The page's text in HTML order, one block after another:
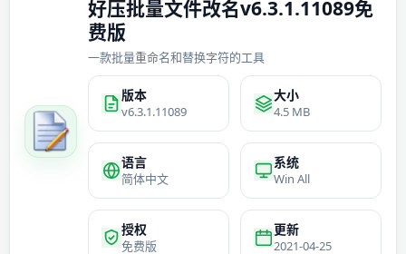
好压批量文件改名v6.3.1.11089免
费版
一款批量重命名和替换字符的工具
版本
v6.3.1.11089
大小
4.5 MB
语言
简体中文
系统
Win All
授权
免费版
更新
2021-04-25